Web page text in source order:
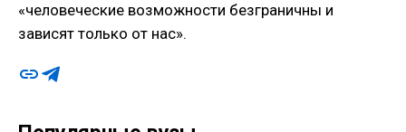
«человеческие возможности безграничны и
зависят только от нас».